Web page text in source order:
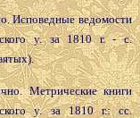
Исповедные ведомости
у. за 1810 г. - с.
Метрические книги
у. за 1810 г.: сс.